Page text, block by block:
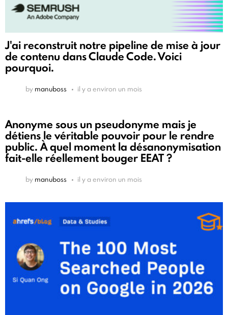
J'ai reconstruit notre pipeline de mise à jour
de contenu dans Claude Code. Voici
pourquoi.
by manuboss il y a environ un mois
Anonyme sous un pseudonyme mais je
détiens le véritable pouvoir pour le rendre
public. À quel moment la désanonymisation
fait-elle réellement bouger EEAT ?
by manuboss il y a environ un mois